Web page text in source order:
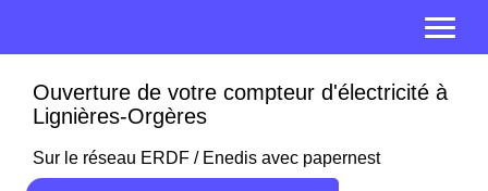
Ouverture de votre compteur d'électricité à
Lignières-Orgères
Sur le réseau ERDF / Enedis avec papernest